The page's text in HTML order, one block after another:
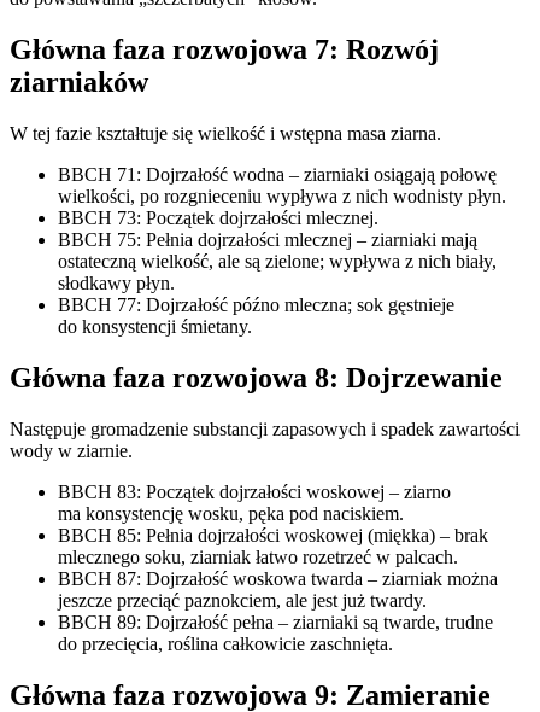
Główna faza rozwojowa 7: Rozwój
ziarniaków
W tej fazie kształtuje się wielkość i wstępna masa ziarna.
BBCH 71: Dojrzałość wodna – ziarniaki osiągają połowę
wielkości, po rozgnieceniu wypływa z nich wodnisty płyn.
BBCH 73: Początek dojrzałości mlecznej.
BBCH 75: Pełnia dojrzałości mlecznej – ziarniaki mają
ostateczną wielkość, ale są zielone; wypływa z nich biały,
słodkawy płyn.
BBCH 77: Dojrzałość późno mleczna; sok gęstnieje
do konsystencji śmietany.
Główna faza rozwojowa 8: Dojrzewanie
Następuje gromadzenie substancji zapasowych i spadek zawartości
wody w ziarnie.
BBCH 83: Początek dojrzałości woskowej – ziarno
ma konsystencję wosku, pęka pod naciskiem.
BBCH 85: Pełnia dojrzałości woskowej (miękka) – brak
mlecznego soku, ziarniak łatwo rozetrzeć w palcach.
BBCH 87: Dojrzałość woskowa twarda – ziarniak można
jeszcze przeciąć paznokciem, ale jest już twardy.
BBCH 89: Dojrzałość pełna – ziarniaki są twarde, trudne
do przecięcia, roślina całkowicie zaschnięta.
Główna faza rozwojowa 9: Zamieranie